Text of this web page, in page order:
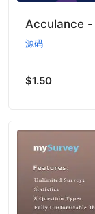
源码
$1.50